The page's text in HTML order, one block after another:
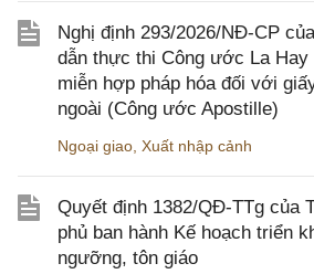
Nghị định 293/2026/NĐ-CP
dẫn thực thi Công ước La Hay
miễn hợp pháp hóa đối với
ngoài (Công ước Apostille)
Ngoại giao Xuất nhập cảnh
Quyết định 1382/QĐ-TTg của
phủ ban hành Kế hoạch triển
ngưỡng, tôn giáo